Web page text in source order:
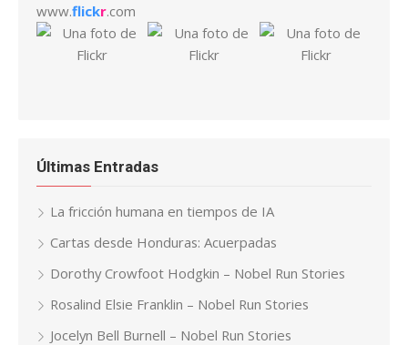
www.flickr.com
Últimas Entradas
La fricción humana en tiempos de IA
Cartas desde Honduras: Acuerpadas
Dorothy Crowfoot Hodgkin – Nobel Run Stories
Rosalind Elsie Franklin – Nobel Run Stories
Jocelyn Bell Burnell – Nobel Run Stories